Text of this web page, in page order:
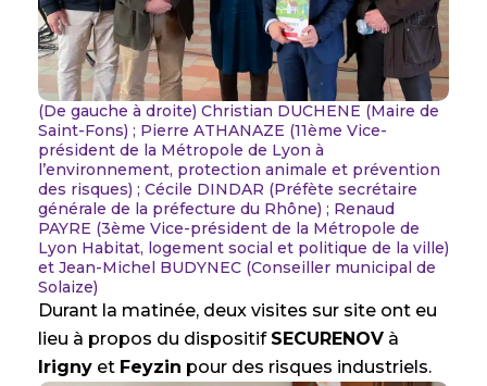
(De gauche à droite) Christian DUCHENE (Maire de
Saint-Fons) ; Pierre ATHANAZE (11ème Vice-
président de la Métropole de Lyon à
l’environnement, protection animale et prévention
des risques) ; Cécile DINDAR (Préfète secrétaire
générale de la préfecture du Rhône) ; Renaud
PAYRE (3ème Vice-président de la Métropole de
Lyon Habitat, logement social et politique de la ville)
et Jean-Michel BUDYNEC (Conseiller municipal de
Solaize)
Durant la matinée, deux visites sur site ont eu
lieu à propos du dispositif SECURENOV à
Irigny et Feyzin pour des risques industriels.